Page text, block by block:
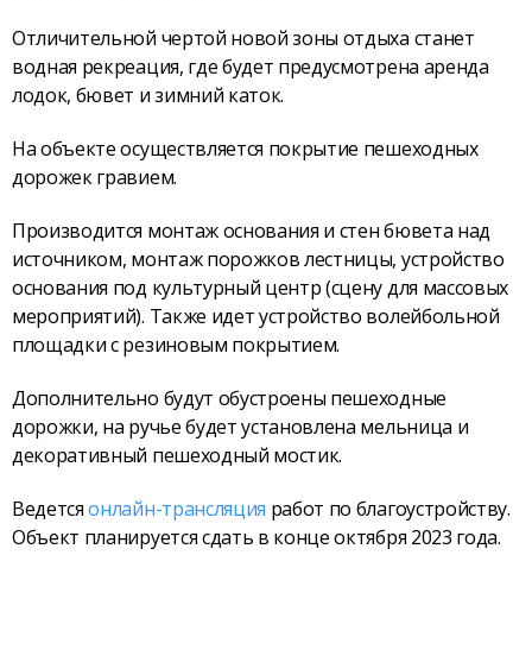
Отличительной чертой новой зоны отдыха станет
водная рекреация, где будет предусмотрена аренда
лодок, бювет и зимний каток.
На объекте осуществляется покрытие пешеходных
дорожек гравием.
Производится монтаж основания и стен бювета над
источником, монтаж порожков лестницы, устройство
основания под культурный центр (сцену для массовых
мероприятий). Также идет устройство волейбольной
площадки с резиновым покрытием.
Дополнительно будут обустроены пешеходные
дорожки, на ручье будет установлена мельница и
декоративный пешеходный мостик.
Ведетсяонлайн-трансляция работ по благоустройству.
Объект планируется сдать в конце октября 2023 года.